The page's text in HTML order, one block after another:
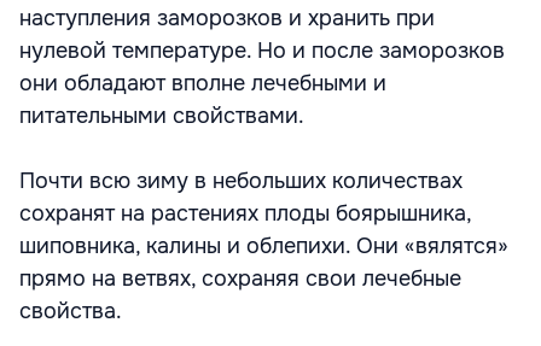
наступления заморозков и хранить при
нулевой температуре. Но и после заморозков
они обладают вполне лечебными и
питательными свойствами.
Почти всю зиму в небольших количествах
сохранят на растениях плоды боярышника,
шиповника, калины и облепихи. Они «вялятся»
прямо на ветвях, сохраняя свои лечебные
свойства.